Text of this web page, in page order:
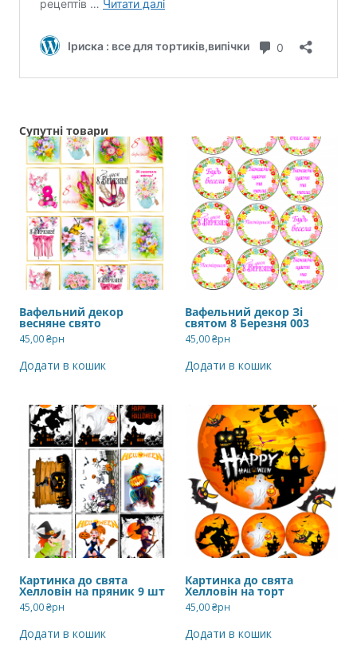
Супутні товари
Вафельний декор
весняне свято
45,00₴рн
Додати в кошик
Вафельний декор Зі
святом 8 Березня 003
45,00₴рн
Додати в кошик
Картинка до свята
Хелловін на пряник 9 шт
45,00₴рн
Додати в кошик
Картинка до свята
Хелловін на торт
45,00₴рн
Додати в кошик